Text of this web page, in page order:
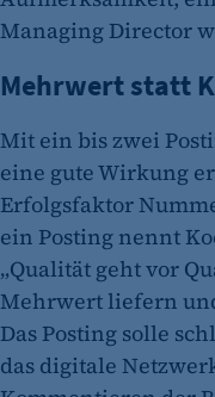
Managing Director
Mehrwert statt
Mit ein bis zwei
eine gute Wirkung
Erfolgsfaktor
ein Posting nennt
„Qualität geht vor
Mehrwert liefern
Das Posting solle
das digitale